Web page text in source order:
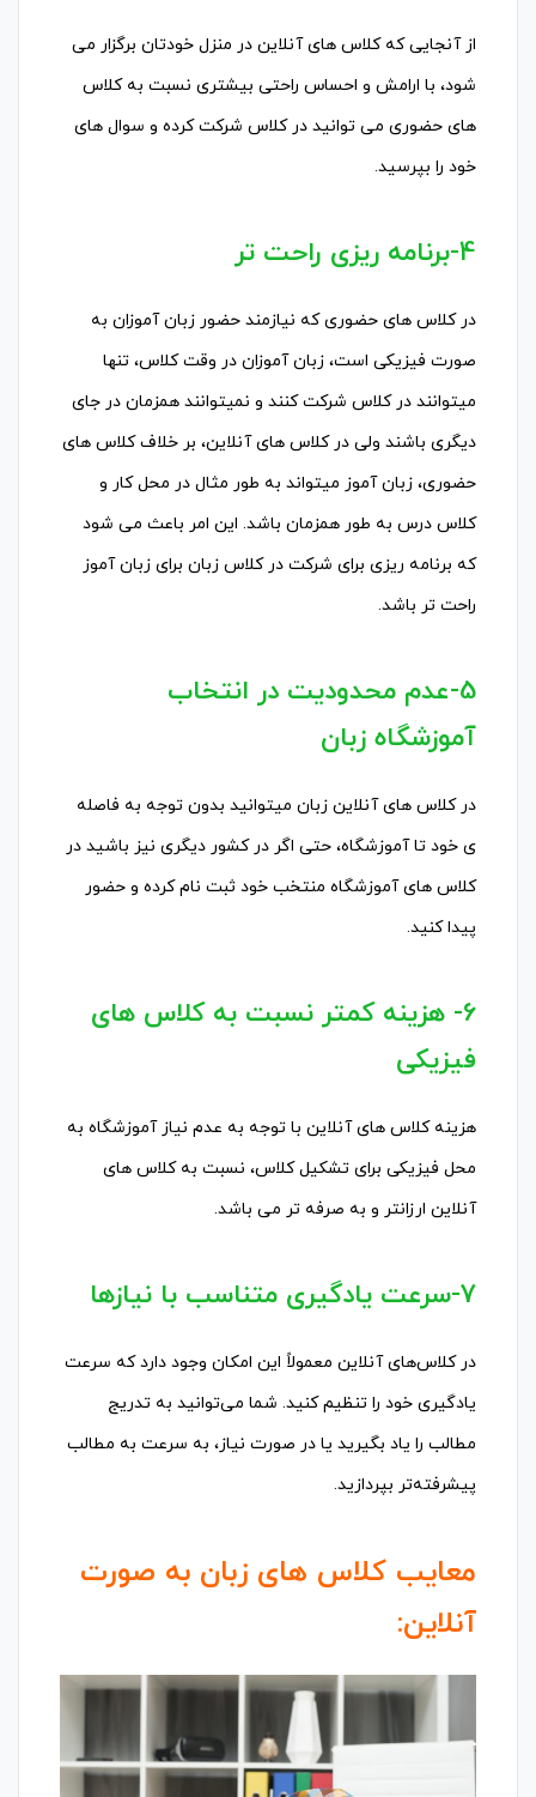
از آنجایی که کلاس های آنلاین در منزل خودتان برگزار می
شود، با ارامش و احساس راحتی بیشتری نسبت به کلاس
های حضوری می توانید در کلاس شرکت کرده و سوال های
خود را بپرسید.
4-برنامه ریزی راحت تر
در کلاس های حضوری که نیازمند حضور زبان آموزان به
صورت فیزیکی است، زبان آموزان در وقت کلاس، تنها
میتوانند در کلاس شرکت کنند و نمیتوانند همزمان در جای
دیگری باشند ولی در کلاس های آنلاین، بر خلاف کلاس های
حضوری، زبان آموز میتواند به طور مثال در محل کار و
کلاس درس به طور همزمان باشد. این امر باعث می شود
که برنامه ریزی برای شرکت در کلاس زبان برای زبان آموز
راحت تر باشد.
5-عدم محدودیت در انتخاب
آموزشگاه زبان
در کلاس های آنلاین زبان میتوانید بدون توجه به فاصله
ی خود تا آموزشگاه، حتی اگر در کشور دیگری نیز باشید در
کلاس های آموزشگاه منتخب خود ثبت نام کرده و حضور
پیدا کنید.
6- هزینه کمتر نسبت به کلاس های
فیزیکی
هزینه کلاس های آنلاین با توجه به عدم نیاز آموزشگاه به
محل فیزیکی برای تشکیل کلاس، نسبت به کلاس های
آنلاین ارزانتر و به صرفه تر می باشد.
7-سرعت یادگیری متناسب با نیازها
در کلاس‌های آنلاین معمولاً این امکان وجود دارد که سرعت
یادگیری خود را تنظیم کنید. شما می‌توانید به تدریج
مطالب را یاد بگیرید یا در صورت نیاز، به سرعت به مطالب
پیشرفته‌تر بپردازید.
معایب کلاس های زبان به صورت
آنلاین: